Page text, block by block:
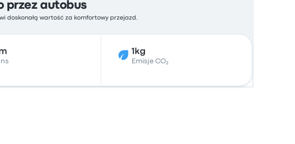
przez autobus
doskonałą wartość za komfortowy przejazd.
1kg
Emisje CO₂